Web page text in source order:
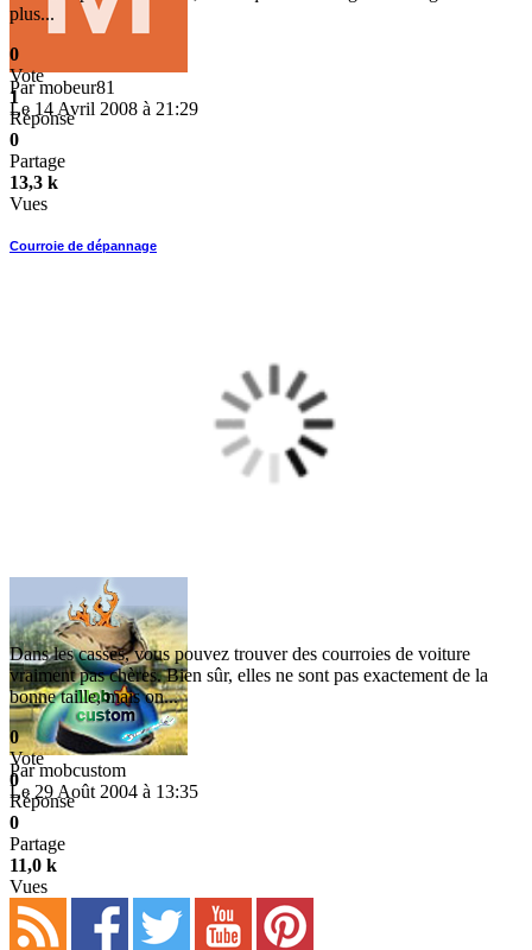
Parmobeur81
Le 14 Avril 2008 à 21:29
plus...
0
Vote
1
Réponse
0
Partage
13,3 k
Vues
Courroie de dépannage
Parmobcustom
Le 29 Août 2004 à 13:35
Dans les casses, vous pouvez trouver des courroies de voiture
vraiment pas chères. Bien sûr, elles ne sont pas exactement de la
bonne taille, mais on...
0
Vote
0
Réponse
0
Partage
11,0 k
Vues